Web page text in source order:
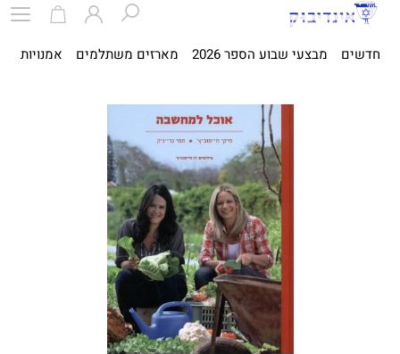
חדשים מבצעי שבוע הספר 2026 מארזים משתלמים אמנויות